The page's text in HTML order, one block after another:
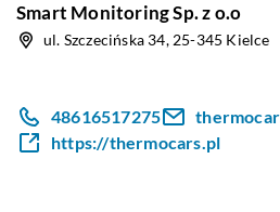
Smart Monitoring Sp. z o.o
ul. Szczecińska 34, 25-345 Kielce
48616517275
https://thermocars.pl